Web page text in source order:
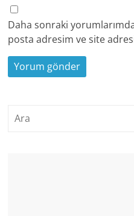
Daha sonraki
posta adresim ve site